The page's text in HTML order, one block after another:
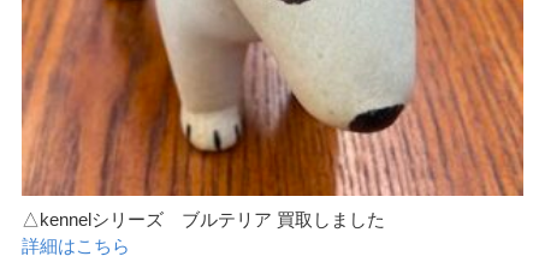
△kennelシリーズ ブルテリア 買取しました
詳細はこちら